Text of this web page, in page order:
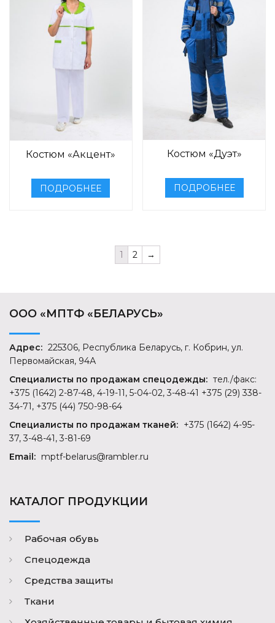
Костюм «Акцент»
ПОДРОБНЕЕ
Костюм «Дуэт»
ПОДРОБНЕЕ
1 2 →
ООО «МПТФ «БЕЛАРУСЬ»
Адрес: 225306, Республика Беларусь, г. Кобрин, ул.
Первомайская, 94А
Специалисты по продажам спецодежды: тел./факс:
+375 (1642) 2-87-48, 4-19-11, 5-04-02, 3-48-41 +375 (29) 338-
34-71, +375 (44) 750-98-64
Специалисты по продажам тканей: +375 (1642) 4-95-
37, 3-48-41, 3-81-69
Email: mptf-belarus@rambler.ru
КАТАЛОГ ПРОДУКЦИИ
Рабочая обувь
Спецодежда
Средства защиты
Ткани